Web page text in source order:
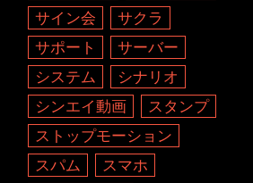
サイン会
サクラ
サポート
サーバー
システム
シナリオ
シンエイ動画
スタンプ
ストップモーション
スパム
スマホ